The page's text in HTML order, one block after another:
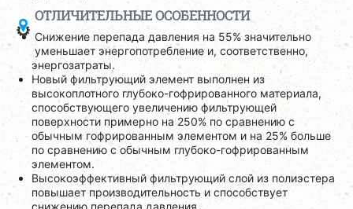
ОТЛИЧИТЕЛЬНЫЕ ОСОБЕННОСТИ
Снижение перепада давления на 55% значительно
уменьшает энергопотребление и, соответственно,
энергозатраты.
Новый фильтрующий элемент выполнен из
высокоплотного глубоко-гофрированного материала,
способствующего увеличению фильтрующей
поверхности примерно на 250% по сравнению с
обычным гофрированным элементом и на 25% больше
по сравнению с обычным глубоко-гофрированным
элементом.
Высокоэффективный фильтрующий слой из полиэстера
повышает производительность и способствует
снижению перепада давления.